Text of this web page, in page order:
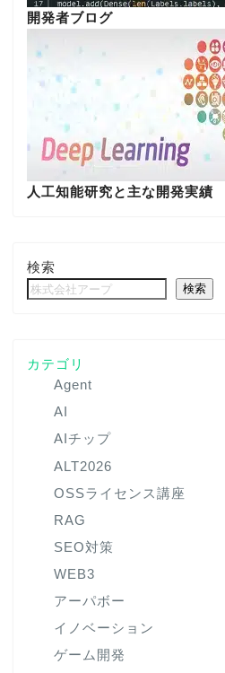
開発者ブログ
人工知能研究と主な開発実績
検索
検索
カテゴリ
Agent
AI
AIチップ
ALT2026
OSSライセンス講座
RAG
SEO対策
WEB3
アーパボー
イノベーション
ゲーム開発